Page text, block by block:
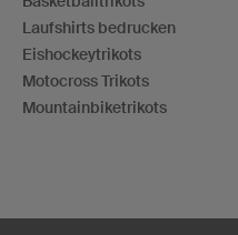
Laufshirts bedrucken
Eishockeytrikots
Motocross Trikots
Mountainbiketrikots